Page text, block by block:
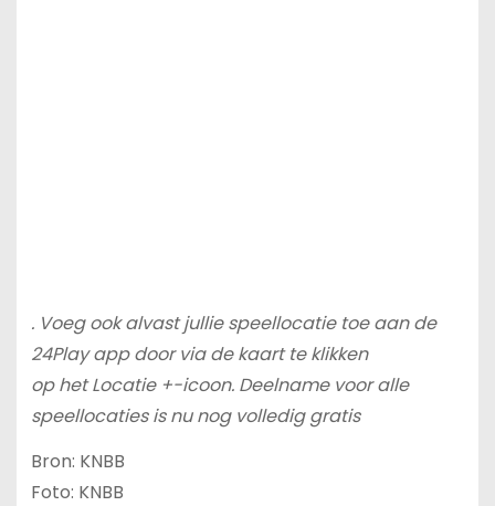
. Voeg ook alvast jullie speellocatie toe aan de
24Play app door via de kaart te klikken
op het Locatie +-icoon. Deelname voor alle
speellocaties is nu nog volledig gratis
Bron: KNBB
Foto: KNBB